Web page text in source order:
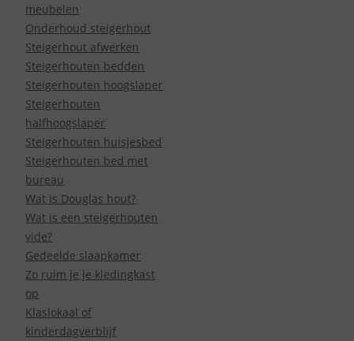
meubelen
Onderhoud steigerhout
Steigerhout afwerken
Steigerhouten bedden
Steigerhouten hoogslaper
Steigerhouten
halfhoogslaper
Steigerhouten huisjesbed
Steigerhouten bed met
bureau
Wat is Douglas hout?
Wat is een steigerhouten
vide?
Gedeelde slaapkamer
Zo ruim je je kledingkast
op
Klaslokaal of
kinderdagverblijf